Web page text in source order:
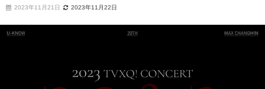
2023年11月21日 2023年11月22日